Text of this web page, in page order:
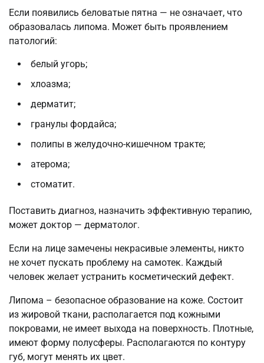
Если появились беловатые пятна — не означает, что
образовалась липома. Может быть проявлением
патологий:
белый угорь;
хлоазма;
дерматит;
гранулы фордайса;
полипы в желудочно-кишечном тракте;
атерома;
стоматит.
Поставить диагноз, назначить эффективную терапию,
может доктор — дерматолог.
Если на лице замечены некрасивые элементы, никто
не хочет пускать проблему на самотек. Каждый
человек желает устранить косметический дефект.
Липома – безопасное образование на коже. Состоит
из жировой ткани, располагается под кожными
покровами, не имеет выхода на поверхность. Плотные,
имеют форму полусферы. Располагаются по контуру
губ, могут менять их цвет.